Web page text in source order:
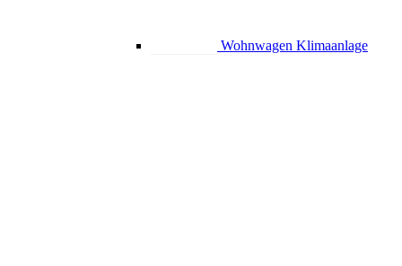
Wohnwagen Klimaanlage